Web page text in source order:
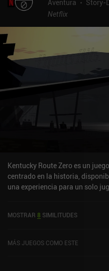
Aventura
Story-
Netflix
Kentucky Route Zero es un
centrado en la historia,
una experiencia para un solo
lanzó en diciembre de 2022 y
iOS.
MOSTRAR 8 SIMILITUDES
MÁS JUEGOS COMO ESTE